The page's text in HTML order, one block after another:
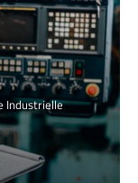
Industrielle